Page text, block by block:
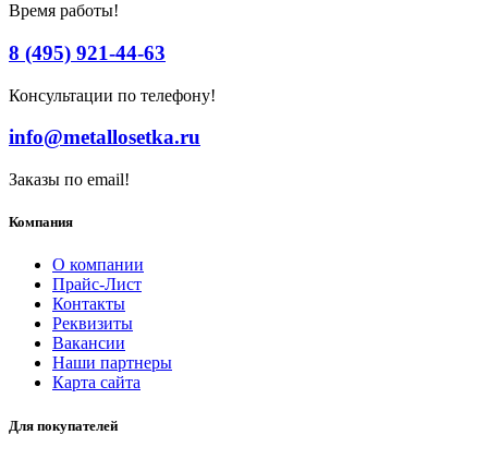
Время работы!
8 (495) 921-44-63
Консультации по телефону!
info@metallosetka.ru
Заказы по email!
Компания
О компании
Прайс-Лист
Контакты
Реквизиты
Вакансии
Наши партнеры
Карта сайта
Для покупателей